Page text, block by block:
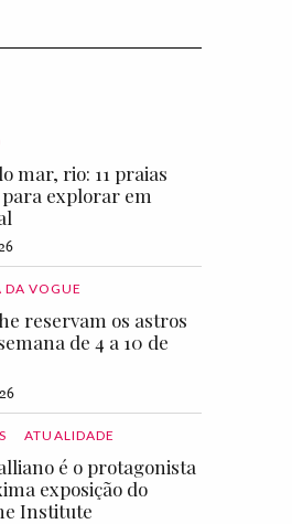
mar, rio: 11 praias
explorar em
DA VOGUE
reservam os astros
de 4 a 10 de
ATUALIDADE
é o protagonista
exposição do
Institute